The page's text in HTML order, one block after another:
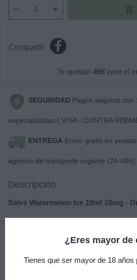
add_shopping_cart
Compartir
Te quedan 45€para el
SEGURIDAD Pagos seguros con
especializadas ( VISA - CONTRA
ENTREGA Envío gratis en
agencia de transporte urgente (24-48h)
Descripción
Sales Watermelon Ice 10ml 10mg -
Su sabor combina la sandía jugosa
experiencia de vapeo dulce y
Características :
¿Eres mayor de
Tienes que ser mayor de 18 años